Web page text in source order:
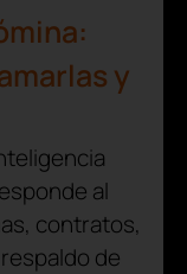
y
al
contratos,
de